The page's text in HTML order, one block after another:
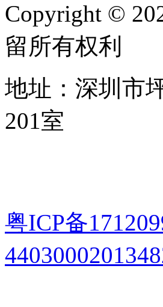
Copyright ©
留所有权利
地址：深圳市
201室
粤ICP备